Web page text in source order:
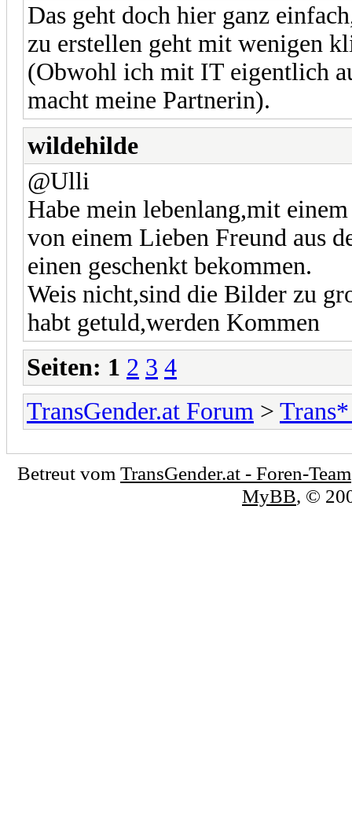
Das geht doch hier ganz
zu erstellen geht mit wenigen
(Obwohl ich mit IT eigentlich
macht meine Partnerin).
wildehilde
@Ulli
Habe mein lebenlang,mit
von einem Lieben Freund aus
einen geschenkt bekommen.
Weis nicht,sind die Bilder zu
habt getuld,werden Kommen
Seiten: 1 2 3 4
TransGender.at Forum >
Betreut vom TransGender.at - Foren-Team
MyBB, ©